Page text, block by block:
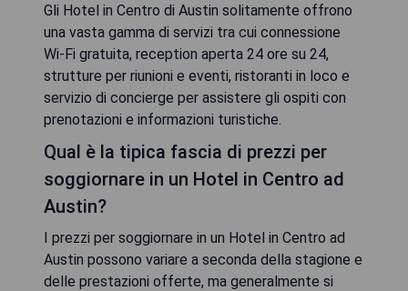
Gli Hotel in Centro di Austin solitamente offrono
una vasta gamma di servizi tra cui connessione
Wi-Fi gratuita, reception aperta 24 ore su 24,
strutture per riunioni e eventi, ristoranti in loco e
servizio di concierge per assistere gli ospiti con
prenotazioni e informazioni turistiche.
Qual è la tipica fascia di prezzi per
soggiornare in un Hotel in Centro ad
Austin?
I prezzi per soggiornare in un Hotel in Centro ad
Austin possono variare a seconda della stagione e
delle prestazioni offerte, ma generalmente si